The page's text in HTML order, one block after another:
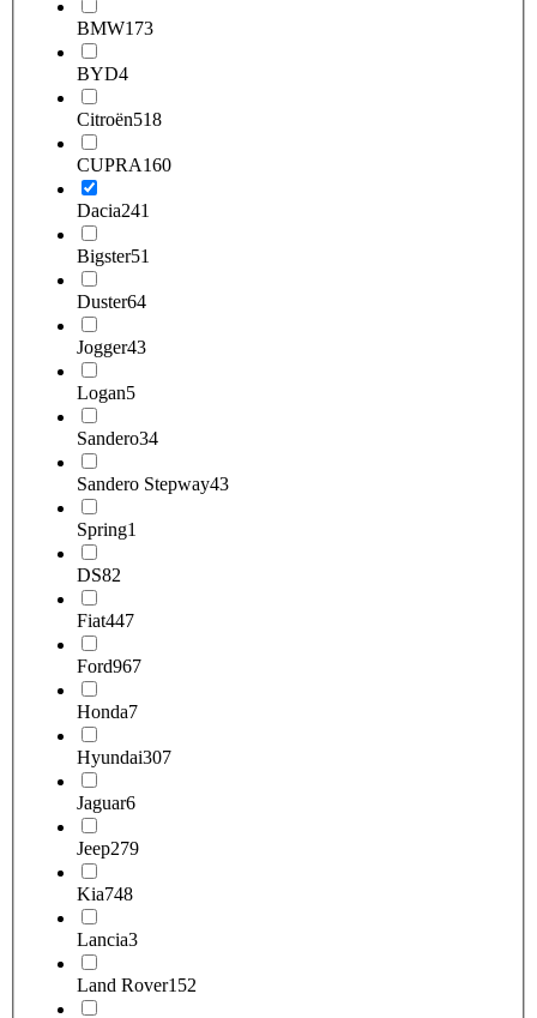
BMW173
BYD4
Citroën518
CUPRA160
Dacia241
Bigster51
Duster64
Jogger43
Logan5
Sandero34
Sandero Stepway43
Spring1
DS82
Fiat447
Ford967
Honda7
Hyundai307
Jaguar6
Jeep279
Kia748
Lancia3
Land Rover152